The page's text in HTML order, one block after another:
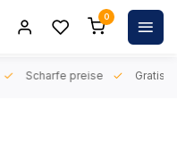
0
Scharfe preise Gratis